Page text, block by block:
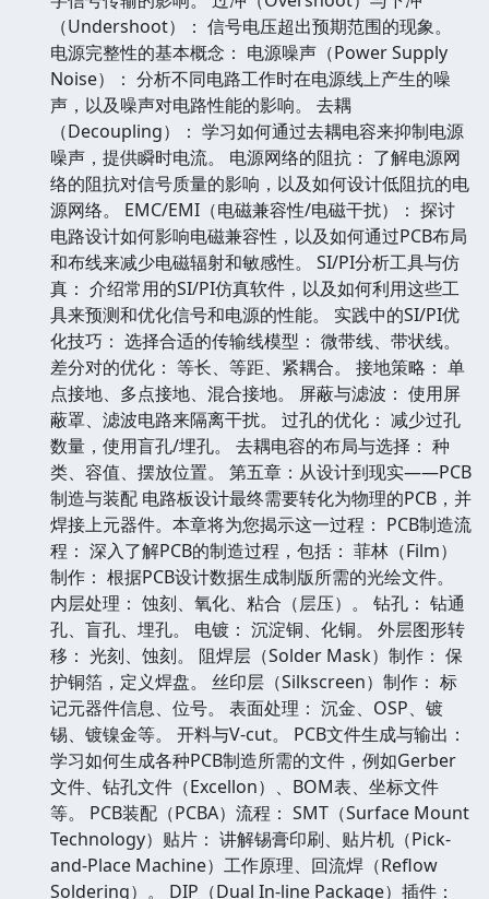
（Undershoot）： 信号电压超出预期范围的现象。
电源完整性的基本概念： 电源噪声（Power Supply
Noise）： 分析不同电路工作时在电源线上产生的噪
声，以及噪声对电路性能的影响。 去耦
（Decoupling）： 学习如何通过去耦电容来抑制电源
噪声，提供瞬时电流。 电源网络的阻抗： 了解电源网
络的阻抗对信号质量的影响，以及如何设计低阻抗的电
源网络。 EMC/EMI（电磁兼容性/电磁干扰）： 探讨
电路设计如何影响电磁兼容性，以及如何通过PCB布局
和布线来减少电磁辐射和敏感性。 SI/PI分析工具与仿
真： 介绍常用的SI/PI仿真软件，以及如何利用这些工
具来预测和优化信号和电源的性能。 实践中的SI/PI优
化技巧： 选择合适的传输线模型： 微带线、带状线。
差分对的优化： 等长、等距、紧耦合。 接地策略： 单
点接地、多点接地、混合接地。 屏蔽与滤波： 使用屏
蔽罩、滤波电路来隔离干扰。 过孔的优化： 减少过孔
数量，使用盲孔/埋孔。 去耦电容的布局与选择： 种
类、容值、摆放位置。 第五章：从设计到现实——PCB
制造与装配 电路板设计最终需要转化为物理的PCB，并
焊接上元器件。本章将为您揭示这一过程： PCB制造流
程： 深入了解PCB的制造过程，包括： 菲林（Film）
制作： 根据PCB设计数据生成制版所需的光绘文件。
内层处理： 蚀刻、氧化、粘合（层压）。 钻孔： 钻通
孔、盲孔、埋孔。 电镀： 沉淀铜、化铜。 外层图形转
移： 光刻、蚀刻。 阻焊层（Solder Mask）制作： 保
护铜箔，定义焊盘。 丝印层（Silkscreen）制作： 标
记元器件信息、位号。 表面处理： 沉金、OSP、镀
锡、镀镍金等。 开料与V-cut。 PCB文件生成与输出：
学习如何生成各种PCB制造所需的文件，例如Gerber
文件、钻孔文件（Excellon）、BOM表、坐标文件
等。 PCB装配（PCBA）流程： SMT（Surface Mount
Technology）贴片： 讲解锡膏印刷、贴片机（Pick-
and-Place Machine）工作原理、回流焊（Reflow
Soldering）。 DIP（Dual In-line Package）插件：